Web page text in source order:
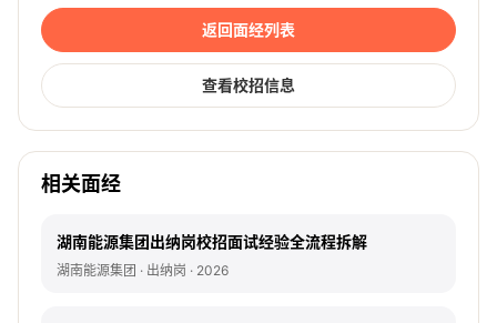
返回面经列表
查看校招信息
相关面经
湖南能源集团出纳岗校招面试经验全流程拆解
湖南能源集团 · 出纳岗 · 2026